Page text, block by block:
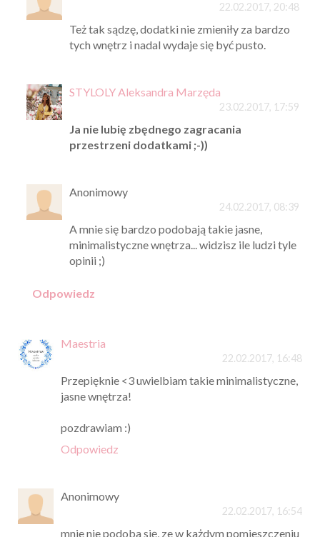
22.02.2017, 20:48
Też tak sądzę, dodatki nie zmieniły za bardzo
tych wnętrz i nadal wydaje się być pusto.
STYLOLY Aleksandra Marzęda
23.02.2017, 17:59
Ja nie lubię zbędnego zagracania
przestrzeni dodatkami ;-))
Anonimowy
24.02.2017, 08:39
A mnie się bardzo podobają takie jasne,
minimalistyczne wnętrza... widzisz ile ludzi tyle
opinii ;)
Odpowiedz
Maestria
22.02.2017, 16:48
Przepięknie <3 uwielbiam takie minimalistyczne,
jasne wnętrza!
pozdrawiam :)
Odpowiedz
Anonimowy
22.02.2017, 16:54
mnie nie podoba się, ze w każdym pomieszczeniu